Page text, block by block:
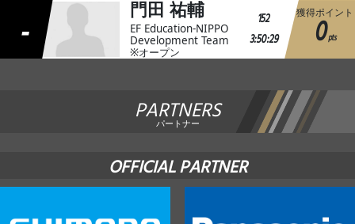
- 門田 祐輔
EF Education-NIPPO
Development Team
※オープン
152
3:50:29
獲得ポイント
0 pts
PARTNERS
パートナー
OFFICIAL PARTNER